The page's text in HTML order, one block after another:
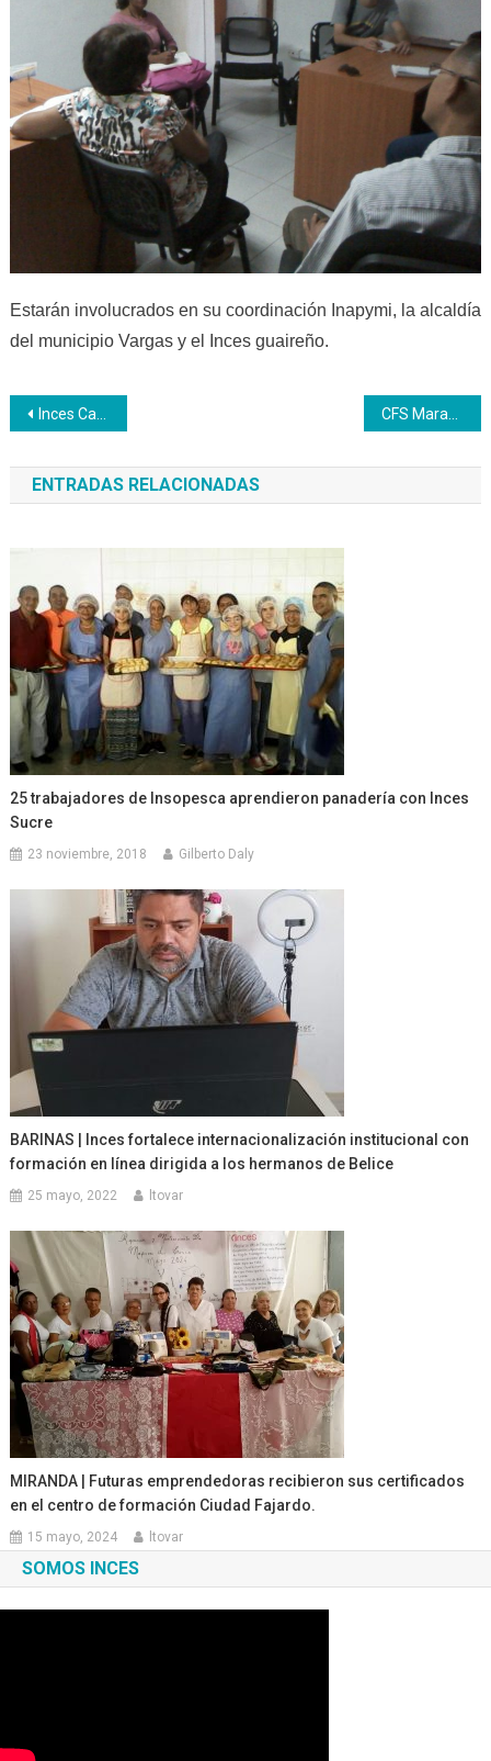
Estarán involucrados en su coordinación Inapymi, la alcaldía
del municipio Vargas y el Inces guaireño.
Navegación
de
entradas
Inces Carabobo participó en la Conformación de las Mesas Técnicas Ecosocialista
ENTRADAS RELACIONADAS
25 trabajadores de Insopesca aprendieron panadería con Inces
Sucre
23 noviembre, 2018 Gilberto Daly
BARINAS | Inces fortalece internacionalización institucional con
formación en línea dirigida a los hermanos de Belice
25 mayo, 2022 ltovar
MIRANDA | Futuras emprendedoras recibieron sus certificados
en el centro de formación Ciudad Fajardo.
15 mayo, 2024 ltovar
SOMOS INCES